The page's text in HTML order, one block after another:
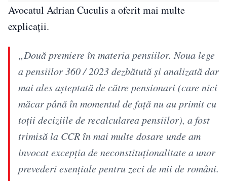
Avocatul Adrian Cuculis a oferit mai multe
explicații.
„Două premiere în materia pensiilor. Noua lege
a pensiilor 360 / 2023 dezbătută și analizată dar
mai ales așteptată de către pensionari (care nici
măcar până în momentul de față nu au primit cu
toții deciziile de recalcularea pensiilor), a fost
trimisă la CCR în mai multe dosare unde am
invocat excepția de neconstituționalitate a unor
prevederi esențiale pentru zeci de mii de români.